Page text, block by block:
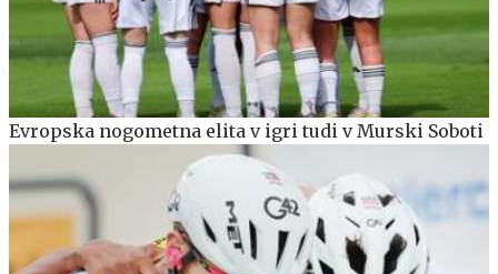
Evropska nogometna elita v igri tudi v Murski Soboti